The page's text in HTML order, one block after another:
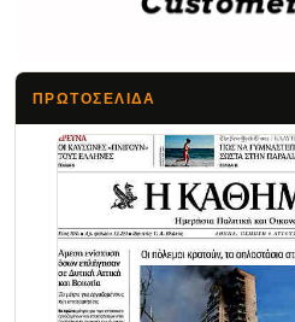
ΠΡΩΤΟΣΈΛΙΔΑ